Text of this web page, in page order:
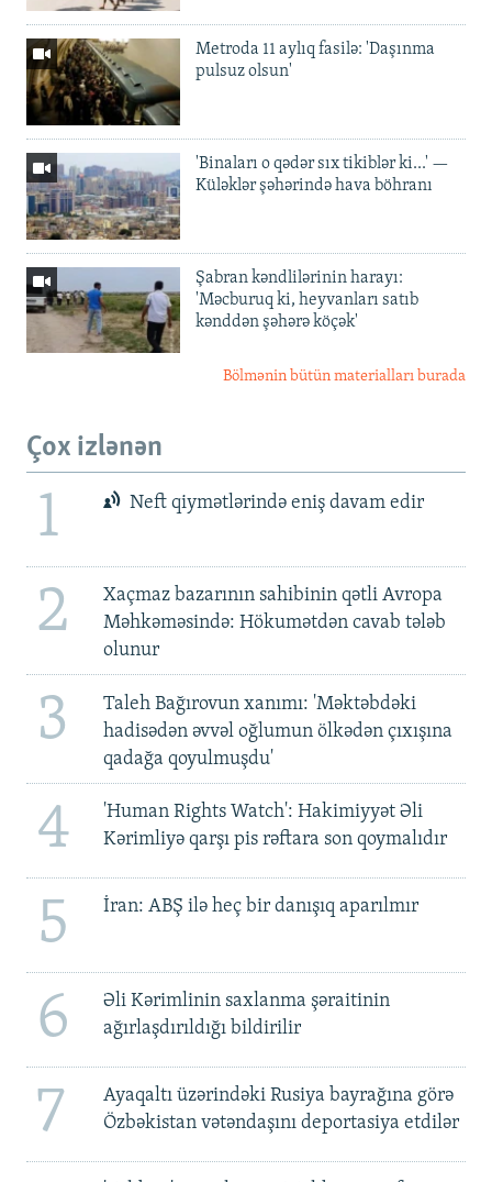
Metroda 11 aylıq fasilə: 'Daşınma
pulsuz olsun'
'Binaları o qədər sıx tikiblər ki...' —
Küləklər şəhərində hava böhranı
Şabran kəndlilərinin harayı:
'Məcburuq ki, heyvanları satıb
kənddən şəhərə köçək'
Bölmənin bütün materialları burada
Çox izlənən
1 Neft qiymətlərində eniş davam edir
2
Xaçmaz bazarının sahibinin qətli Avropa
Məhkəməsində: Hökumətdən cavab tələb
olunur
3
Taleh Bağırovun xanımı: 'Məktəbdəki
hadisədən əvvəl oğlumun ölkədən çıxışına
qadağa qoyulmuşdu'
4
'Human Rights Watch': Hakimiyyət Əli
Kərimliyə qarşı pis rəftara son qoymalıdır
5 İran: ABŞ ilə heç bir danışıq aparılmır
6
Əli Kərimlinin saxlanma şəraitinin
ağırlaşdırıldığı bildirilir
7
Ayaqaltı üzərindəki Rusiya bayrağına görə
Özbəkistan vətəndaşını deportasiya etdilər